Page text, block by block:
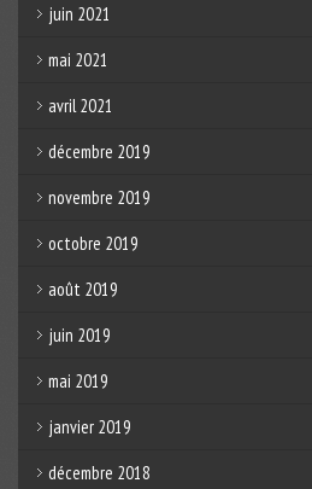
juin 2021
mai 2021
avril 2021
décembre 2019
novembre 2019
octobre 2019
août 2019
juin 2019
mai 2019
janvier 2019
décembre 2018